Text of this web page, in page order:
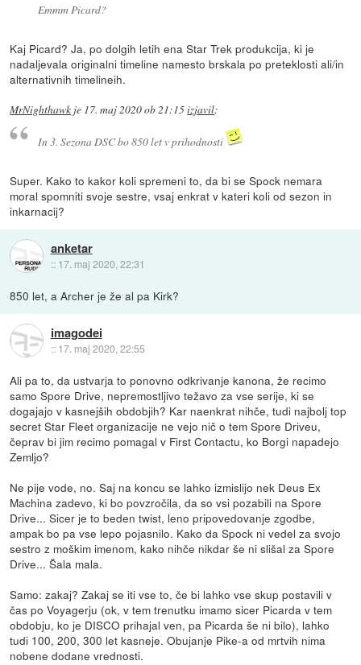
Emmm Picard?
Kaj Picard? Ja, po dolgih letih ena Star Trek produkcija, ki je
nadaljevala originalni timeline namesto brskala po preteklosti ali/in
alternativnih timelineih.
MrNighthawk je 17. maj 2020 ob 21:15izjavil:
In 3. Sezona DSC bo 850 let v prihodnosti
Super. Kako to kakor koli spremeni to, da bi se Spock nemara
moral spomniti svoje sestre, vsaj enkrat v kateri koli od sezon in
inkarnacij?
anketar
:: 17. maj 2020, 22:31
850 let, a Archer je že al pa Kirk?
imagodei
:: 17. maj 2020, 22:55
Ali pa to, da ustvarja to ponovno odkrivanje kanona, že recimo
samo Spore Drive, nepremostljivo težavo za vse serije, ki se
dogajajo v kasnejših obdobjih? Kar naenkrat nihče, tudi najbolj top
secret Star Fleet organizacije ne vejo nič o tem Spore Driveu,
čeprav bi jim recimo pomagal v First Contactu, ko Borgi napadejo
Zemljo?
Ne pije vode, no. Saj na koncu se lahko izmislijo nek Deus Ex
Machina zadevo, ki bo povzročila, da so vsi pozabili na Spore
Drive... Sicer je to beden twist, leno pripovedovanje zgodbe,
ampak bo pa vse lepo pojasnilo. Kako da Spock ni vedel za svojo
sestro z moškim imenom, kako nihče nikdar še ni slišal za Spore
Drive... Šala mala.
Samo: zakaj? Zakaj se iti vse to, če bi lahko vse skup postavili v
čas po Voyagerju (ok, v tem trenutku imamo sicer Picarda v tem
obdobju, ko je DISCO prihajal ven, pa Picarda še ni bilo), lahko
tudi 100, 200, 300 let kasneje. Obujanje Pike-a od mrtvih nima
nobene dodane vrednosti.